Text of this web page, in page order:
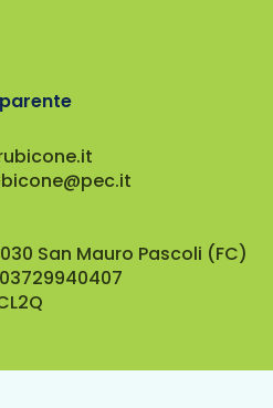
San Mauro Pascoli (FC)